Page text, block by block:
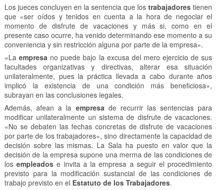
Los jueces concluyen en la sentencia que lostrabajadores tienen
que «ser oídos y tenidos en cuenta a la hora de negociar el
momento de disfrute de vacaciones y más si, como en el
presente caso ocurre, ha venido determinando ese momento a su
conveniencia y sin restricción alguna por parte de la empresa».
«Laempresa no puede bajo la excusa del mero ejercicio de sus
facultades organizativas y directivas, alterar esa situación
unilateralmente, pues la práctica llevada a cabo durante años
implicó la existencia de una condición más beneficiosa»,
subrayan en las conclusiones legales.
Además, afean a la empresade recurrir las sentencias para
modificar unilateralmente un sistema de disfrute de vacaciones.
«No se debaten las fechas concretas de disfrute de vacaciones
por parte de los trabajadores», sino directamente la capacidad de
decisión sobre las mismas. La Sala ha puesto en valor que la
decisión de la empresa supone una merma de las condiciones de
losempleados e invita a la empresa a seguir el procedimiento
previsto para la modificación sustancial de las condiciones de
trabajo previsto en el Estatuto de los Trabajadores.